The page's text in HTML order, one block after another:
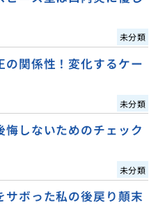
未分類
関係性！変化するケー
未分類
しないためのチェック
未分類
ボった私の後戻り顛末